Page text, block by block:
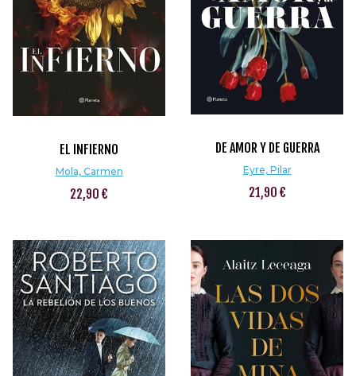
EL INFIERNO
Mola, Carmen
22,90 €
DE AMOR Y DE GUERRA
Eyre, Pilar
21,90 €